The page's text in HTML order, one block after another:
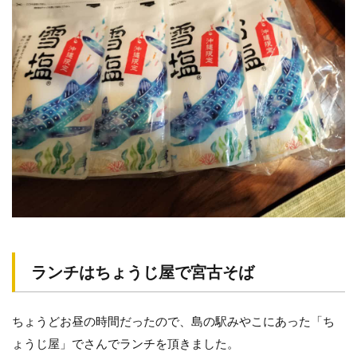
ランチはちょうじ屋で宮古そば
ちょうどお昼の時間だったので、島の駅みやこにあった「ち
ょうじ屋」でさんでランチを頂きました。